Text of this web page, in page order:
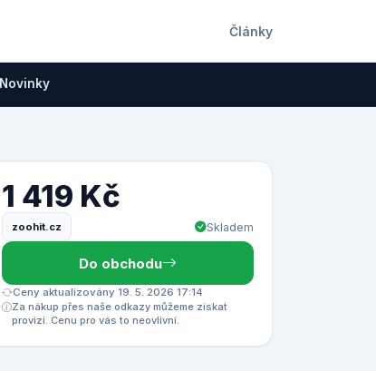
Články
Novinky
1 419 Kč
zoohit.cz Skladem
Do obchodu
Ceny aktualizovány 19. 5. 2026 17:14
Za nákup přes naše odkazy můžeme získat
provizi. Cenu pro vás to neovlivní.